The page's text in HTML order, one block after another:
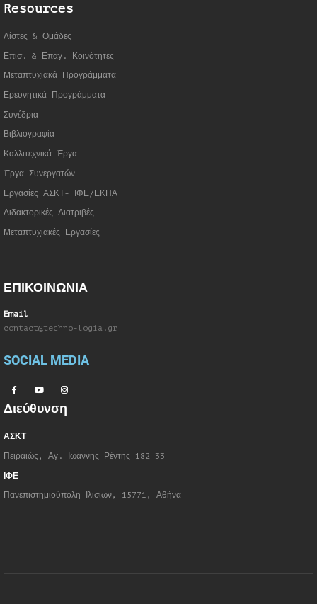
Resources
Λίστες & Ομάδες
Επισ. & Επαγ. Κοινότητες
Μεταπτυχιακά Προγράμματα
Ερευνητικά Προγράμματα
Συνέδρια
Βιβλιογραφία
Καλλιτεχνικά Έργα
Έργα Συνεργατών
Εργασίες ΑΣΚΤ- ΙΦΕ/ΕΚΠΑ
Διδακτορικές Διατριβές
Μεταπτυχιακές Εργασίες
ΕΠΙΚΟΙΝΩΝΙΑ
Email
contact@techno-logia.gr
SOCIAL MEDIA
Διεύθυνση
ΑΣΚΤ
Πειραιώς, Αγ. Ιωάννης Ρέντης 182 33
ΙΦΕ
Πανεπιστημιούπολη Ιλισίων, 15771, Αθήνα